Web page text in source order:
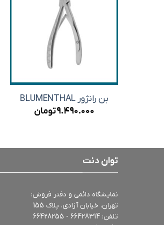
بن رانژور BLUMENTHAL
9.490.000تومان
توان دنت
نمایشگاه دائمی و دفتر فروش:
تهران، خیابان آزادی، پلاک 155
تلفن: 66428314 - 66428255